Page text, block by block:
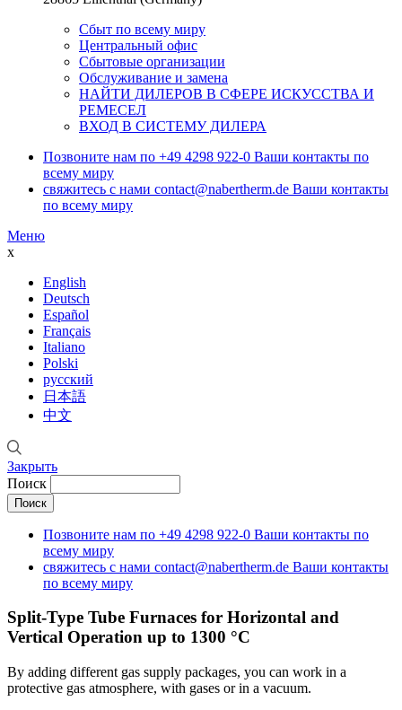
Сбыт по всему миру
Центральный офис
Сбытовые организации
Обслуживание и замена
НАЙТИ ДИЛЕРОВ В СФЕРЕ ИСКУССТВА И
РЕМЕСЕЛ
ВХОД В СИСТЕМУ ДИЛЕРА
Позвоните нам по +49 4298 922-0 Ваши контакты по
всему миру
свяжитесь с нами contact@nabertherm.de Ваши контакты
по всему миру
Меню
x
English
Deutsch
Español
Français
Italiano
Polski
русский
日本語
中文
Закрыть
Поиск
Позвоните нам по +49 4298 922-0 Ваши контакты по
всему миру
свяжитесь с нами contact@nabertherm.de Ваши контакты
по всему миру
Split-Type Tube Furnaces for Horizontal and
Vertical Operation up to 1300 °C
By adding different gas supply packages, you can work in a
protective gas atmosphere, with gases or in a vacuum.